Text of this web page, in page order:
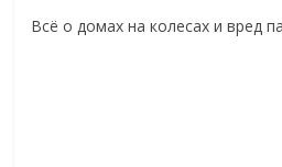
Всё о домах на колесах и вред